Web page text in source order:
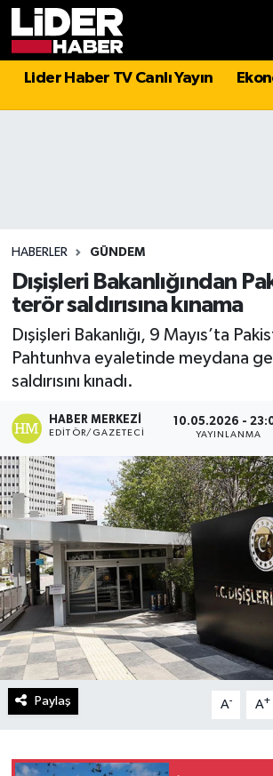
Lider Haber TV Canlı Yayın
HABERLER GÜNDEM
Dışişleri Bakanlığından
terör saldırısına kınama
Dışişleri Bakanlığı, 9 Mayıs’ta
Pahtunhva eyaletinde meydana
saldırısını kınadı.
HABER MERKEZI
EDITÖR/GAZETECI
10.05.2026 -
YAYINLANMA
Paylaş A- A+
Politika
Magazin
Spor
Sağlık
Teknoloji
Turizm
Kültür - Sanat
Lider Haber TV Canlı Yayın izle
Hava Durumu
Süper Lig Puan Durumu ve
Tüm Manşetler
Son Dakika Haberleri
Haber Arşivi